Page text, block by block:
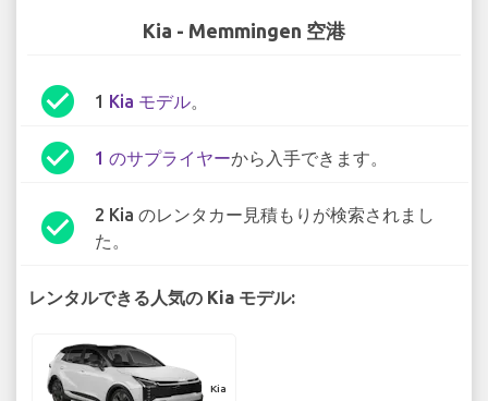
Kia - Memmingen 空港
check_circle 1 Kia モデル。
check_circle 1 のサプライヤーから入手できます。
check_circle
2 Kia のレンタカー見積もりが検索されまし
た。
レンタルできる人気の Kia モデル:
Kia